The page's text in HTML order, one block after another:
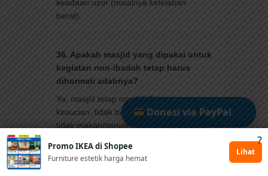
keadaan uzur (misalnya kelelahan
berat).
36. Apakah masjid yang dipakai untuk
kegiatan non-ibadah tetap harus
dihormati adabnya?
Ya, masjid tetap masjid. Tetap jaga
kesucian, tidak bercanda kasar, dan
tidak makan/minum kecuali acara resmi.
37. Bolehkah masuk masjid sambil
Donasi via PayPal
Dukung via Kitabisa
?
Promo IKEA di Shopee
Furniture estetik harga hemat
Lihat